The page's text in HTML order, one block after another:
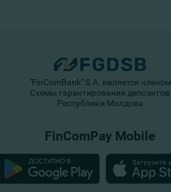
"FinComBank" S.A. является членом
Схемы гарантирования депозитов
Республики Молдова
FinComPay Mobile